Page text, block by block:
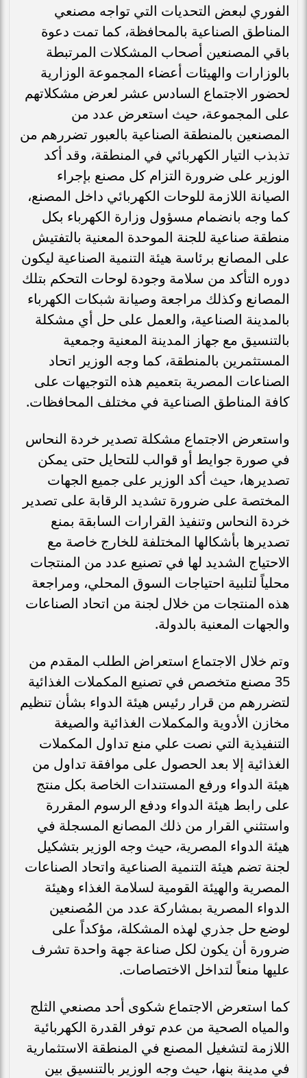
الفوري لبعض التحديات التي تواجه مصنعي
المناطق الصناعية بالمحافظة، كما تمت دعوة
باقي المصنعين أصحاب المشكلات المرتبطة
بالوزارات والهيئات أعضاء المجموعة الوزارية
لحضور الاجتماع السادس عشر لعرض مشكلاتهم
على المجموعة، حيث استعرض عدد من
المصنعين بالمنطقة الصناعية بالعبور تضررهم من
تذبذب التيار الكهربائي في المنطقة، وقد أكد
الوزير على ضرورة التزام كل مصنع بإجراء
الصيانة اللازمة للوحات الكهربائي داخل المصنع،
كما وجه بانضمام مسؤول وزارة الكهرباء بكل
منطقة صناعية للجنة الموحدة المعنية بالتفتيش
على المصانع برئاسة هيئة التنمية الصناعية ليكون
دوره التأكد من سلامة وجودة لوحات التحكم بتلك
المصانع وكذلك مراجعة وصيانة شبكات الكهرباء
بالمدينة الصناعية، والعمل على حل أي مشكلة
بالتنسيق مع جهاز المدينة المعنية وجمعية
المستثمرين بالمنطقة، كما وجه الوزير اتحاد
الصناعات المصرية بتعميم هذه التوجيهات على
كافة المناطق الصناعية في مختلف المحافظات.
واستعرض الاجتماع مشكلة تصدير خردة النحاس
في صورة جوايط أو قوالب للتحايل حتى يمكن
تصديرها، حيث أكد الوزير على جميع الجهات
المختصة على ضرورة تشديد الرقابة على تصدير
خردة النحاس وتنفيذ القرارات السابقة بمنع
تصديرها بأشكالها المختلفة للخارج خاصة مع
الاحتياج الشديد لها في تصنيع عدد من المنتجات
محلياً لتلبية احتياجات السوق المحلي، ومراجعة
هذه المنتجات من خلال لجنة من اتحاد الصناعات
والجهات المعنية بالدولة.
وتم خلال الاجتماع استعراض الطلب المقدم من
35 مصنع متخصص في تصنيع المكملات الغذائية
لتضررهم من قرار رئيس هيئة الدواء بشأن تنظيم
مخازن الأدوية والمكملات الغذائية والصيغة
التنفيذية التي نصت علي منع تداول المكملات
الغذائية إلا بعد الحصول على موافقة تداول من
هيئة الدواء ورفع المستندات الخاصة بكل منتج
على رابط هيئة الدواء ودفع الرسوم المقررة
واستثني القرار من ذلك المصانع المسجلة في
هيئة الدواء المصرية، حيث وجه الوزير بتشكيل
لجنة تضم هيئة التنمية الصناعية واتحاد الصناعات
المصرية والهيئة القومية لسلامة الغذاء وهيئة
الدواء المصرية بمشاركة عدد من المُصنعين
لوضع حل جذري لهذه المشكلة، مؤكداً على
ضرورة أن يكون لكل صناعة جهة واحدة تشرف
عليها منعاً لتداخل الاختصاصات.
كما استعرض الاجتماع شكوى أحد مصنعي الثلج
والمياه الصحية من عدم توفر القدرة الكهربائية
اللازمة لتشغيل المصنع في المنطقة الاستثمارية
في مدينة بنها، حيث وجه الوزير بالتنسيق بين